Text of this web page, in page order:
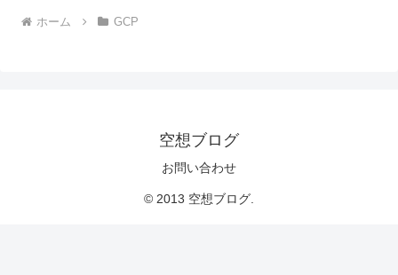
ホーム GCP
空想ブログ
お問い合わせ
© 2013 空想ブログ.